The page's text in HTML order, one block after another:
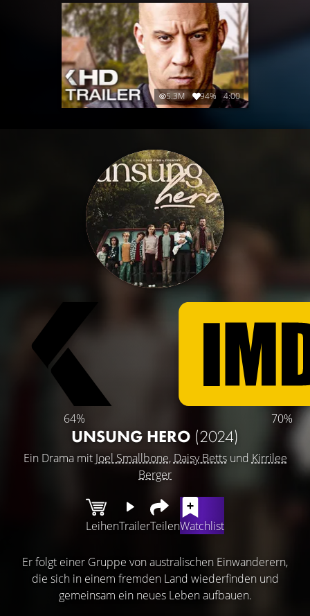
5.3M 94% 4:00
64% 70%
UNSUNG HERO (2024)
Ein Drama mit Joel Smallbone, Daisy Bettsund Kirrilee
Berger
LeihenTrailerTeilenWatchlist
Er folgt einer Gruppe von australischen Einwanderern,
die sich in einem fremden Land wiederfinden und
gemeinsam ein neues Leben aufbauen.